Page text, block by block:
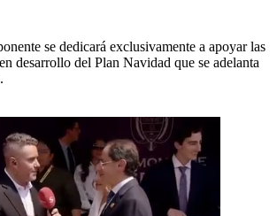
se dedicará exclusivamente a apoyar las
desarrollo del Plan Navidad que se adelanta